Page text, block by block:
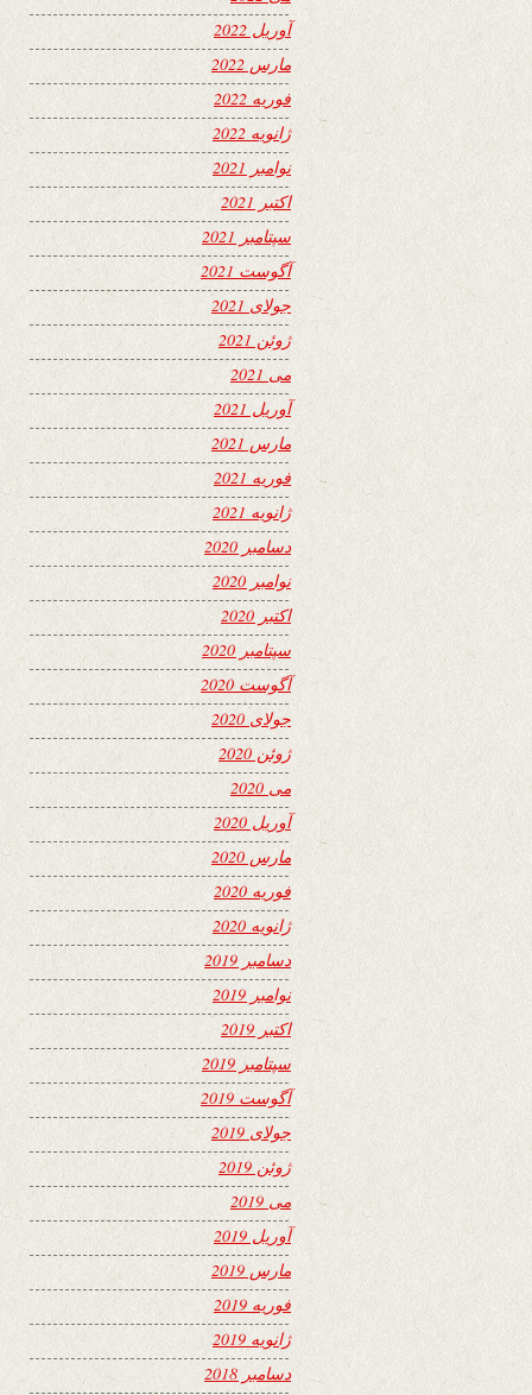
آوریل 2022
مارس 2022
فوریه 2022
ژانویه 2022
نوامبر 2021
اکتبر 2021
سپتامبر 2021
آگوست 2021
جولای 2021
ژوئن 2021
می 2021
آوریل 2021
مارس 2021
فوریه 2021
ژانویه 2021
دسامبر 2020
نوامبر 2020
اکتبر 2020
سپتامبر 2020
آگوست 2020
جولای 2020
ژوئن 2020
می 2020
آوریل 2020
مارس 2020
فوریه 2020
ژانویه 2020
دسامبر 2019
نوامبر 2019
اکتبر 2019
سپتامبر 2019
آگوست 2019
جولای 2019
ژوئن 2019
می 2019
آوریل 2019
مارس 2019
فوریه 2019
ژانویه 2019
دسامبر 2018